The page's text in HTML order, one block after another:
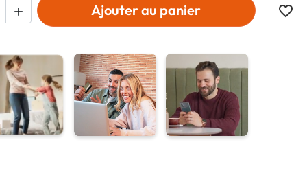
 Ajouter au panier favorite_border